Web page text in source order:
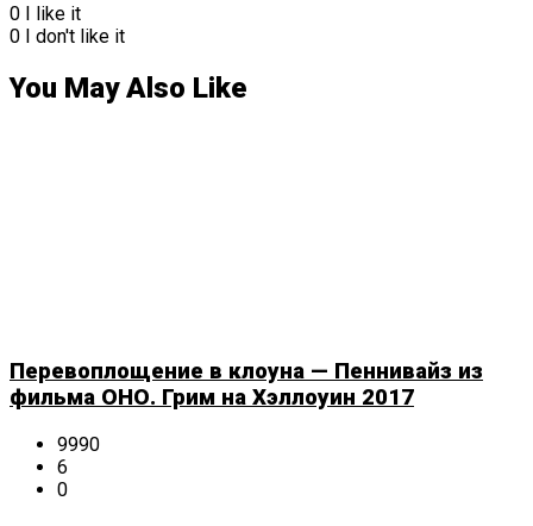
0 I like it
0 I don't like it
You May Also Like
Перевоплощение в клоуна — Пеннивайз из
фильма ОНО. Грим на Хэллоуин 2017
9990
6
0